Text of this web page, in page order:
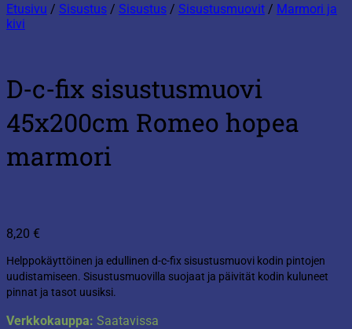
Etusivu / Sisustus / Sisustus / Sisustusmuovit / Marmori ja
kivi
D-c-fix sisustusmuovi
45x200cm Romeo hopea
marmori
8,20 €
Helppokäyttöinen ja edullinen d-c-fix sisustusmuovi kodin pintojen
uudistamiseen. Sisustusmuovilla suojaat ja päivität kodin kuluneet
pinnat ja tasot uusiksi.
Verkkokauppa: Saatavissa